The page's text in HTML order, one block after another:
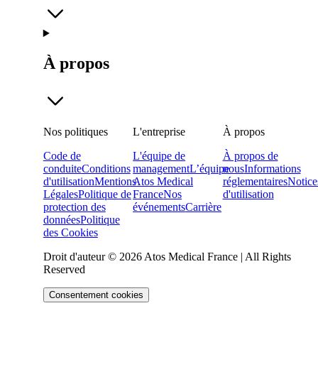
À propos
Nos politiques
Code de
conduiteConditions
d'utilisationMentions
LégalesPolitique de
protection des
donnéesPolitique
des Cookies
L'entreprise
L'équipe de
managementL’équipe
Atos Medical
FranceNos
événementsCarrière
À propos
À propos de
nousInformations
réglementaires
d'utilisation
Droit d'auteur © 2026 Atos Medical France | All Rights
Reserved
Consentement cookies